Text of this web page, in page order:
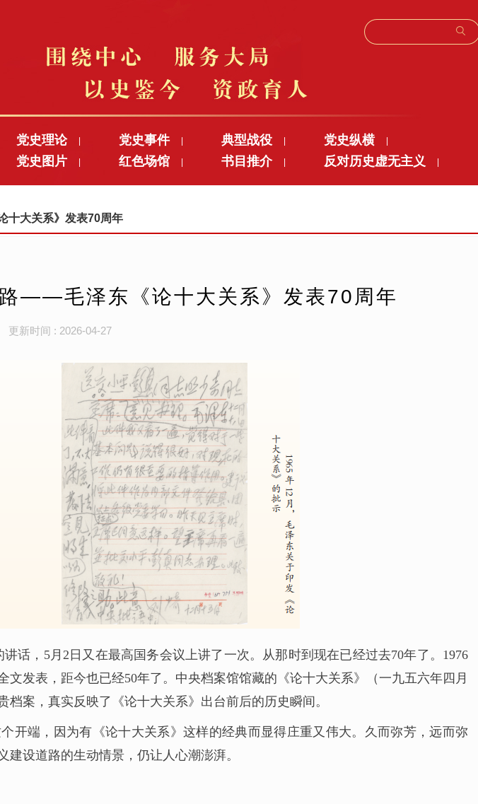
党史理论 党史事件 典型战役 党史纵横
党史图片 红色场馆 书目推介 反对历史虚无主义
十大关系》发表70周年
——毛泽东《论十大关系》发表70周年
更新时间 : 2026-04-27
话，5月2日又在最高国务会议上讲了一次。从那时到现在已经过去70年了。1976
发表，距今也已经50年了。中央档案馆馆藏的《论十大关系》（一九五六年四月
案，真实反映了《论十大关系》出台前后的历史瞬间。
开端，因为有《论十大关系》这样的经典而显得庄重又伟大。久而弥芳，远而弥
设道路的生动情景，仍让人心潮澎湃。